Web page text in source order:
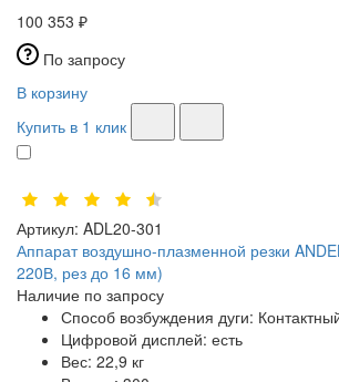
100 353 ₽
По запросу
В корзину
Купить в 1 клик
Артикул: ADL20-301
Аппарат воздушно-плазменной резки
220В, рез до 16 мм)
Наличие по запросу
Способ возбуждения дуги:
Цифровой дисплей: есть
Вес: 22,9 кг